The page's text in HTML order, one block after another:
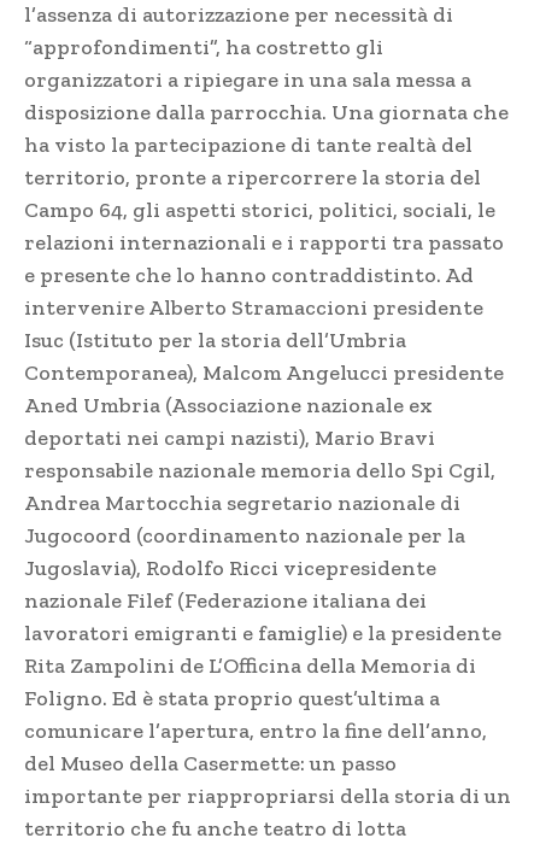
l’assenza di autorizzazione per necessità di
“approfondimenti”, ha costretto gli
organizzatori a ripiegare in una sala messa a
disposizione dalla parrocchia. Una giornata che
ha visto la partecipazione di tante realtà del
territorio, pronte a ripercorrere la storia del
Campo 64, gli aspetti storici, politici, sociali, le
relazioni internazionali e i rapporti tra passato
e presente che lo hanno contraddistinto. Ad
intervenire Alberto Stramaccioni presidente
Isuc (Istituto per la storia dell’Umbria
Contemporanea), Malcom Angelucci presidente
Aned Umbria (Associazione nazionale ex
deportati nei campi nazisti), Mario Bravi
responsabile nazionale memoria dello Spi Cgil,
Andrea Martocchia segretario nazionale di
Jugocoord (coordinamento nazionale per la
Jugoslavia), Rodolfo Ricci vicepresidente
nazionale Filef (Federazione italiana dei
lavoratori emigranti e famiglie) e la presidente
Rita Zampolini de L’Officina della Memoria di
Foligno. Ed è stata proprio quest’ultima a
comunicare l’apertura, entro la fine dell’anno,
del Museo della Casermette: un passo
importante per riappropriarsi della storia di un
territorio che fu anche teatro di lotta